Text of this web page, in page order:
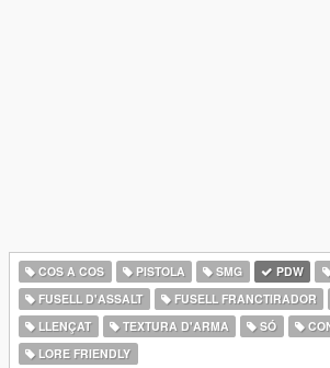
COS A COS PISTOLA SMG PDW
FUSELL D'ASSALT
FUSELL FRANCTIRADOR
LLENÇAT
TEXTURA D'ARMA SÓ
LORE FRIENDLY